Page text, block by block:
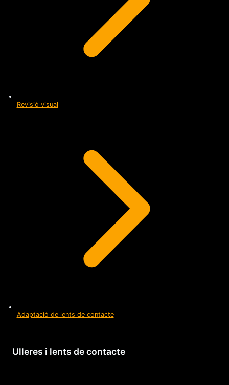
Revisió visual
Adaptació de lents de contacte
Ulleres i lents de contacte